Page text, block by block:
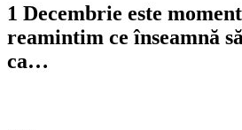
1 Decembrie este
reamintim ce înseamnă
ca…